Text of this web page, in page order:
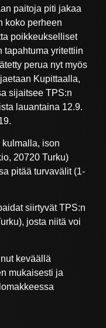
paitoja piti jakaa
koko perheen
poikkeukselliset
tapahtuma yritettiin
perua nyt myös
Kupittaalla,
sijaitsee TPS:n
lauantaina 12.9.
ison
20720 Turku)
pitää turvavälit (1-
siirtyvät TPS:n
josta niitä voi
keväällä
mukaisesti ja